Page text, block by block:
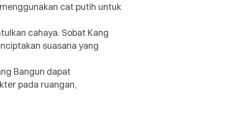
cat putih untuk
cahaya. Sobat Kang
suasana yang
Bangun dapat
pada ruangan,